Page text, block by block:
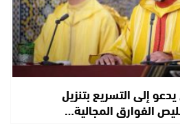
إلى التسريع بتنزيل
الفوارق المجالية…